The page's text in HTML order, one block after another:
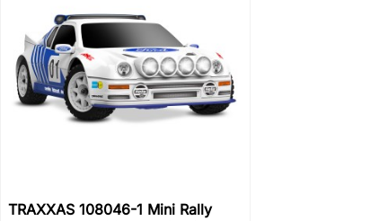
TRAXXAS 108046-1 Mini Rally